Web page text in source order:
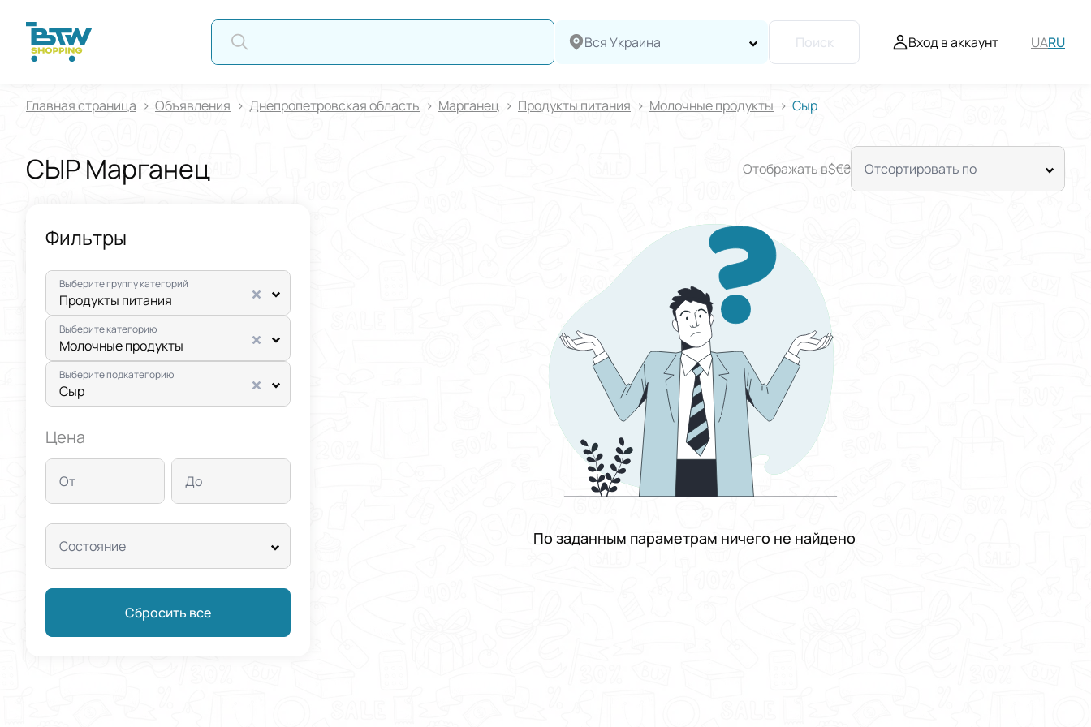
Вся Украина Поиск Вход в аккаунт UARU
Главная страница Oбъявления Днепропетровская область Марганец Продукты питания Молочные продукты Сыр
СЫР Марганец Отображать в$€₴ Отсортировать по
Фильтры
Выберите группу категорий
Продукты питания
Выберите категорию
Молочные продукты
Выберите подкатегорию
Сыр
Цена
От До
Состояние
Сбросить все
По заданным параметрам ничего не найдено